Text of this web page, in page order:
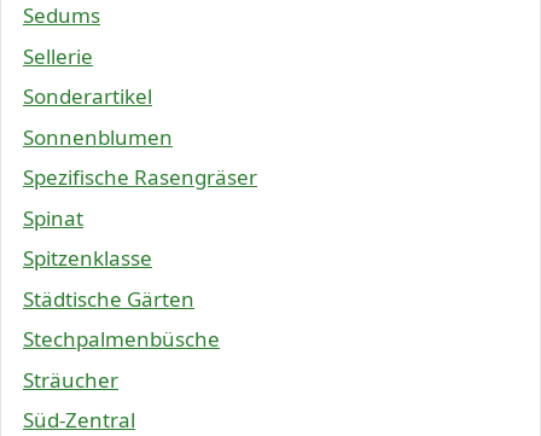
Sedums
Sellerie
Sonderartikel
Sonnenblumen
Spezifische Rasengräser
Spinat
Spitzenklasse
Städtische Gärten
Stechpalmenbüsche
Sträucher
Süd-Zentral